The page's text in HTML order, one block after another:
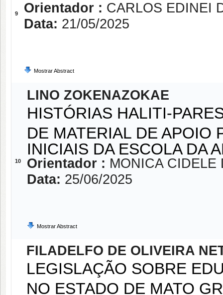
9
Orientador : CARLOS EDINEI
Data: 21/05/2025
Mostrar Abstract
10
LINO ZOKENAZOKAE
HISTÓRIAS HALITI-
DE MATERIAL DE APOIO
INICIAIS DA ESCOLA DA
Orientador : MONICA CIDELE
Data: 25/06/2025
Mostrar Abstract
FILADELFO DE OLIVEIRA
LEGISLAÇÃO SOBRE
NO ESTADO DE MATO